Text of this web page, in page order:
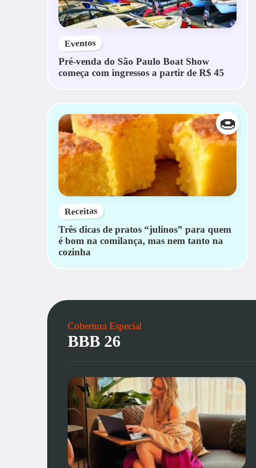
Eventos
Pré-venda do São Paulo Boat Show
começa com ingressos a partir de R$ 45
🍩
Receitas
Três dicas de pratos “julinos” para quem
é bom na comilança, mas nem tanto na
cozinha
Cobertura Especial
BBB 26